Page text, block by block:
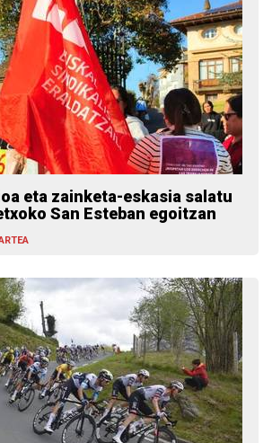
eta zainketa-eskasia salatu
San Esteban egoitzan